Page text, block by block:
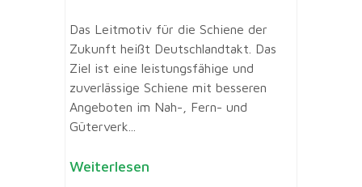
Das Leitmotiv für die Schiene der
Zukunft heißt Deutschlandtakt. Das
Ziel ist eine leistungsfähige und
zuverlässige Schiene mit besseren
Angeboten im Nah-, Fern- und
Güterverk...
Weiterlesen